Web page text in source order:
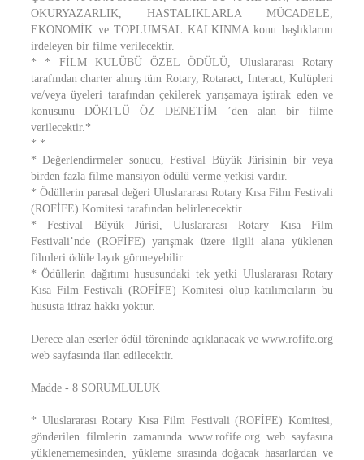
OKURYAZARLIK, HASTALIKLARLA MÜCADELE,
EKONOMİK ve TOPLUMSAL KALKINMA konu başlıklarını
irdeleyen bir filme verilecektir.
* * FİLM KULÜBÜ ÖZEL ÖDÜLÜ, Uluslararası Rotary
tarafından charter almış tüm Rotary, Rotaract, Interact, Kulüpleri
ve/veya üyeleri tarafından çekilerek yarışamaya iştirak eden ve
konusunu DÖRTLÜ ÖZ DENETİM ’den alan bir filme
verilecektir.*
* *
* Değerlendirmeler sonucu, Festival Büyük Jürisinin bir veya
birden fazla filme mansiyon ödülü verme yetkisi vardır.
* Ödüllerin parasal değeri Uluslararası Rotary Kısa Film Festivali
(ROFİFE) Komitesi tarafından belirlenecektir.
* Festival Büyük Jürisi, Uluslararası Rotary Kısa Film
Festivali’nde (ROFİFE) yarışmak üzere ilgili alana yüklenen
filmleri ödüle layık görmeyebilir.
* Ödüllerin dağıtımı hususundaki tek yetki Uluslararası Rotary
Kısa Film Festivali (ROFİFE) Komitesi olup katılımcıların bu
hususta itiraz hakkı yoktur.
Derece alan eserler ödül töreninde açıklanacak ve www.rofife.org
web sayfasında ilan edilecektir.
Madde - 8 SORUMLULUK
* Uluslararası Rotary Kısa Film Festivali (ROFİFE) Komitesi,
gönderilen filmlerin zamanında www.rofife.org web sayfasına
yüklenememesinden, yükleme sırasında doğacak hasarlardan ve